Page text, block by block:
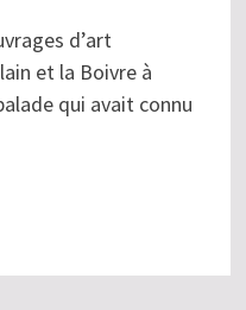
d’art
et la Boivre à
qui avait connu